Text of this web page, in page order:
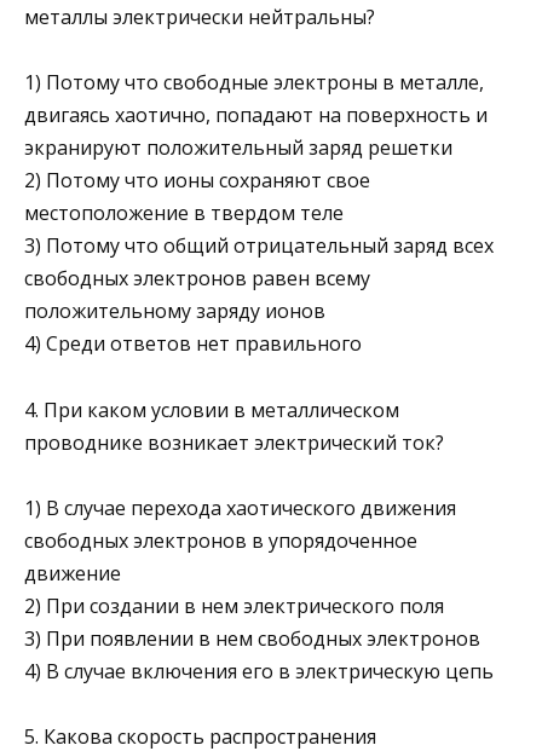
металлы электрически нейтральны?
1) Потому что свободные электроны в металле,
двигаясь ха­отично, попадают на поверхность и
экранируют положи­тельный заряд решетки
2) Потому что ионы сохраняют свое
местоположение в твер­дом теле
3) Потому что общий отрицательный заряд всех
свободных электронов равен всему
положительному заряду ионов
4) Среди ответов нет правильного
4. При каком условии в металлическом
проводнике возникает электрический ток?
1) В случае перехода хаотического движения
свободных электронов в упорядоченное
движение
2) При создании в нем электрического поля
3) При появлении в нем свободных электронов
4) В случае включения его в электрическую цепь
5. Какова скорость распространения